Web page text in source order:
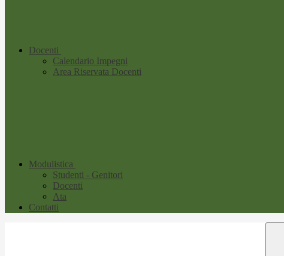
Docenti
Calendario Impegni
Area Riservata Docenti
Modulistica
Studenti - Genitori
Docenti
Ata
Contatti